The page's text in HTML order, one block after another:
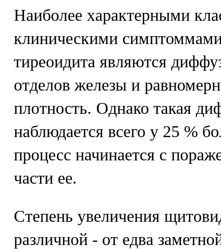
Наиболее характерными
клиническими
тиреоидита являются
отделов железы и
плотность. Однако такая
наблюдается всего у 25 %
процесс начинается с
части ее.
Степень увеличения
различной - от едва